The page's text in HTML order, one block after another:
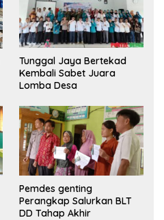
Tunggal Jaya Bertekad
Kembali Sabet Juara
Lomba Desa
Pemdes genting
Perangkap Salurkan BLT
DD Tahap Akhir